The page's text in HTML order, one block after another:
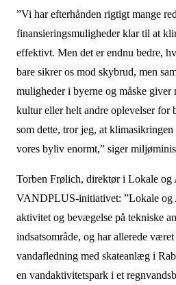
”Vi har efterhånden rigtigt mange
finansieringsmuligheder klar til at
effektivt. Men det er endnu bedre,
bare sikrer os mod skybrud, men
muligheder i byerne og måske
kultur eller helt andre oplevelser for
som dette, tror jeg, at
vores byliv enormt,” siger
Torben Frølich, direktør i Lokale og
VANDPLUS-initiativet: ”Lokale og
aktivitet og bevægelse på tekniske
indsatsområde, og har allerede
vandafledning med skateanlæg i
en vandaktivitetspark i et